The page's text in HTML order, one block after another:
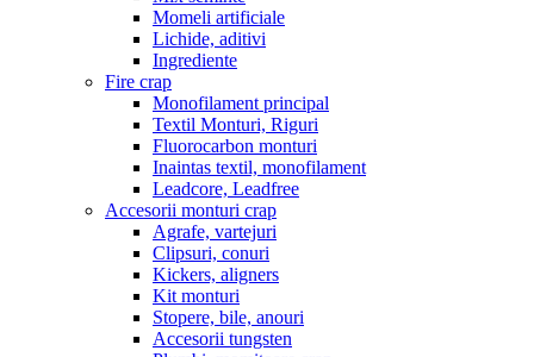
Momeli artificiale
Lichide, aditivi
Ingrediente
Fire crap
Monofilament principal
Textil Monturi, Riguri
Fluorocarbon monturi
Inaintas textil, monofilament
Leadcore, Leadfree
Accesorii monturi crap
Agrafe, vartejuri
Clipsuri, conuri
Kickers, aligners
Kit monturi
Stopere, bile, anouri
Accesorii tungsten